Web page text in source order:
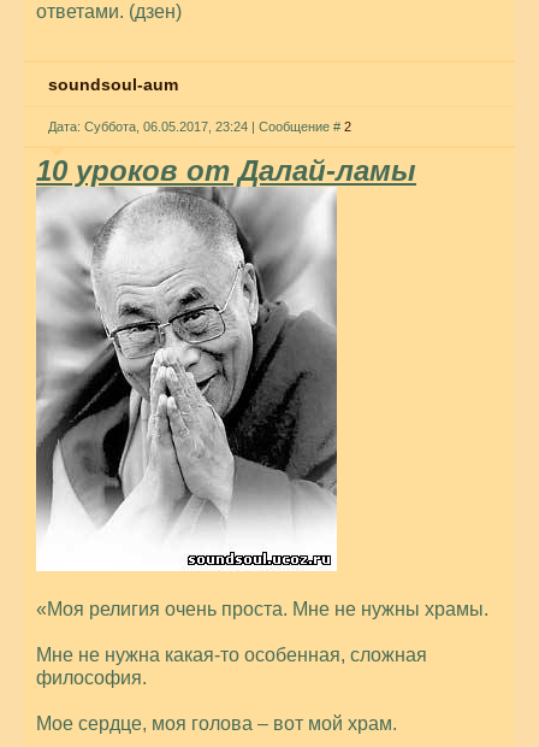
ответами. (дзен)
soundsoul-aum
Дата: Суббота, 06.05.2017, 23:24 | Сообщение # 2
10 уроков от Далай-ламы
«Моя религия очень проста. Мне не нужны храмы.
Мне не нужна какая-то особенная, сложная
философия.
Мое сердце, моя голова – вот мой храм.